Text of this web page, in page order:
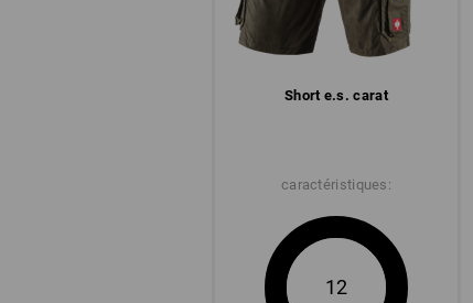
Short e.s. carat
caractéristiques:
12